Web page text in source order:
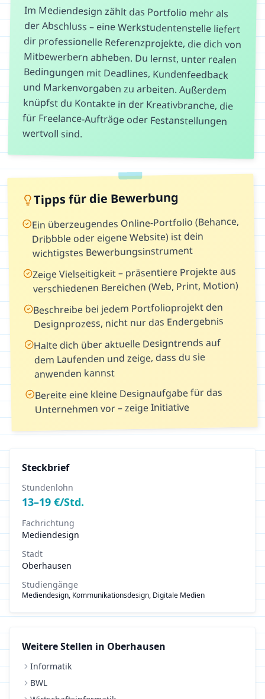
Im Mediendesign zählt das Portfolio mehr als
der Abschluss – eine Werkstudentenstelle liefert
dir professionelle Referenzprojekte, die dich von
Mitbewerbern abheben. Du lernst, unter realen
Bedingungen mit Deadlines, Kundenfeedback
und Markenvorgaben zu arbeiten. Außerdem
knüpfst du Kontakte in der Kreativbranche, die
für Freelance-Aufträge oder Festanstellungen
wertvoll sind.
Tipps für die Bewerbung
Ein überzeugendes Online-Portfolio (Behance,
Dribbble oder eigene Website) ist dein
wichtigstes Bewerbungsinstrument
Zeige Vielseitigkeit – präsentiere Projekte aus
verschiedenen Bereichen (Web, Print, Motion)
Beschreibe bei jedem Portfolioprojekt den
Designprozess, nicht nur das Endergebnis
Halte dich über aktuelle Designtrends auf
dem Laufenden und zeige, dass du sie
anwenden kannst
Bereite eine kleine Designaufgabe für das
Unternehmen vor – zeige Initiative
Steckbrief
Stundenlohn
13–19 €/Std.
Fachrichtung
Mediendesign
Stadt
Oberhausen
Studiengänge
Mediendesign, Kommunikationsdesign, Digitale Medien
Weitere Stellen in Oberhausen
Informatik
BWL